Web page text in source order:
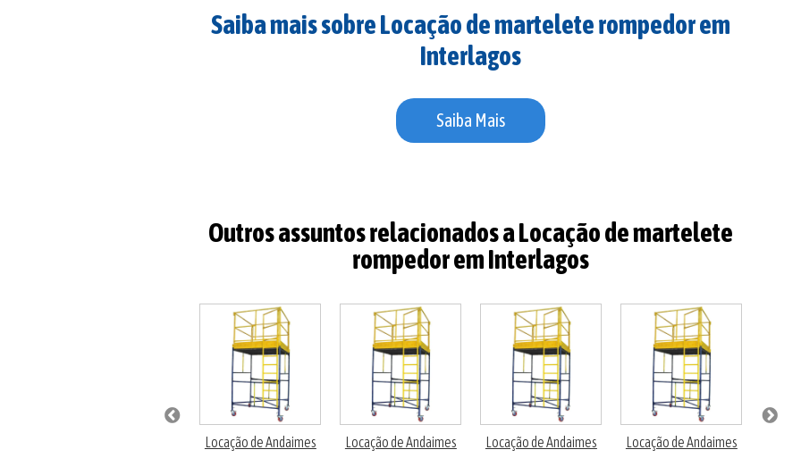
Saiba mais sobre Locação de martelete rompedor em
Interlagos
Saiba Mais
Outros assuntos relacionados a Locação de martelete
rompedor em Interlagos
Locação de Andaimes
Locação de Andaimes
Locação de Andaimes
Locação de Andaimes